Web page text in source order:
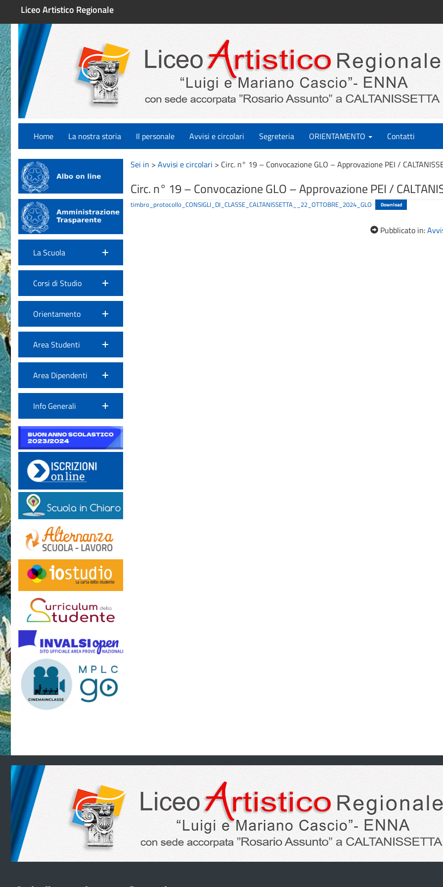
Liceo Artistico Regionale
Home La nostra storia Il personale Avvisi e circolari Segreteria ORIENTAMENTO Contatti
La Scuola
Corsi di Studio
Orientamento
Area Studenti
Area Dipendenti
Info Generali
Sei in > Avvisi e circolari > Circ. n° 19 – Convocazione GLO – Approvazione PEI /
Circ. n° 19 – Convocazione GLO – Approvazione PEI /
timbro_protocollo_CONSIGLI_DI_CLASSE_CALTANISSETTA__22_OTTOBRE_2024_GLO Download
Pubblicato in: